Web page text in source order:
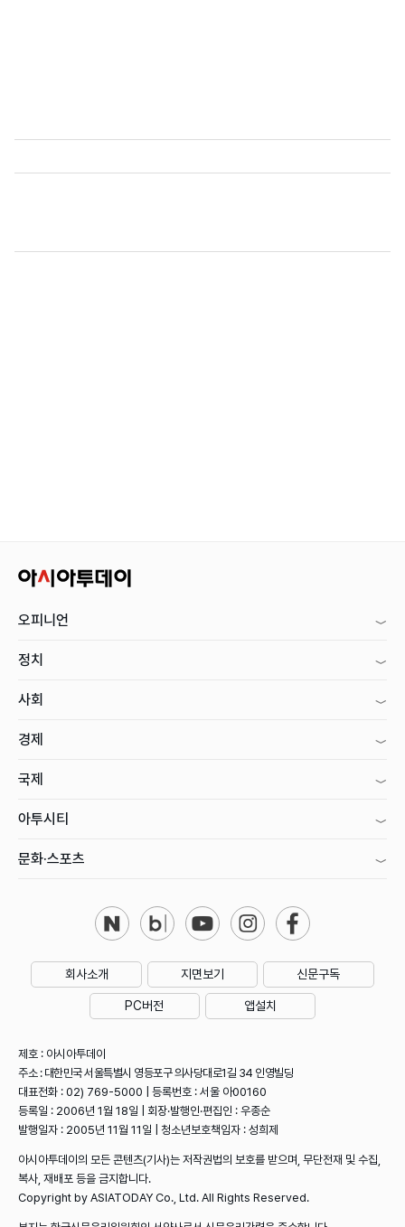
오피니언
정치
사회
경제
국제
아투시티
문화·스포츠
회사소개 지면보기 신문구독
PC버전 앱설치
제호 : 아시아투데이
주소 : 대한민국 서울특별시 영등포구 의사당대로1길 34 인영빌딩
대표전화 : 02) 769-5000 | 등록번호 : 서울 아00160
등록일 : 2006년 1월 18일 | 회장·발행인·편집인 : 우종순
발행일자 : 2005년 11월 11일 | 청소년보호책임자 : 성희제
아시아투데이의 모든 콘텐츠(기사)는 저작권법의 보호를 받으며, 무단전재 및 수집,
복사, 재배포 등을 금지합니다.
Copyright by ASIATODAY Co., Ltd. All Rights Reserved.